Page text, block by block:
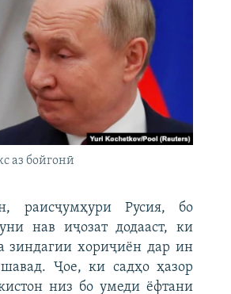
аз бойгонӣ
раисҷумҳури Русия, бо
нав иҷозат додааст, ки
зиндагии хориҷиён дар ин
Ҷое, ки садҳо ҳазор
низ бо умеди ёфтани